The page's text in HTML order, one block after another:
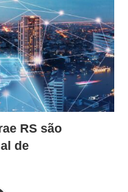
RS são
de